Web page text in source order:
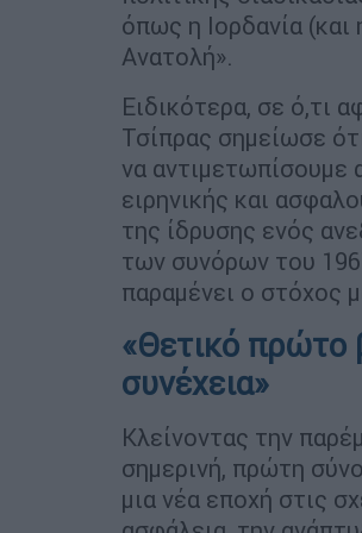
όπως η Ιορδανία
Ανατολή».
Ειδικότερα, σε ό,τι
Τσίπρας σημείωσε
να αντιμετωπίσουμε
ειρηνικής και
της ίδρυσης ενός
των συνόρων του
παραμένει ο στόχος
«Θετικό πρώτο
συνέχεια»
Κλείνοντας την
σημερινή, πρώτη
μια νέα εποχή στις